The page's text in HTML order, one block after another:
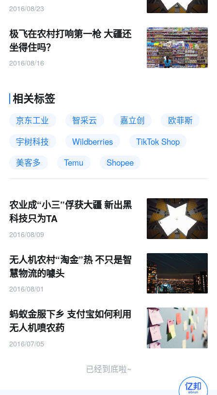
2016/08/23
极飞在农村打响第一枪 大疆还
坐得住吗？
2016/08/16
相关标签
京东工业 智采云 嘉立创
欧菲斯
宇树科技
Wildberries
TikTok Shop
美客多
Temu Shopee
农业成“小三”俘获大疆 新出黑
科技只为TA
2016/08/09
无人机农村“淘金”热 不只是智
慧物流的噱头
2016/08/01
蚂蚁金服下乡 支付宝如何利用
无人机喷农药
2016/07/05
已经到底啦~